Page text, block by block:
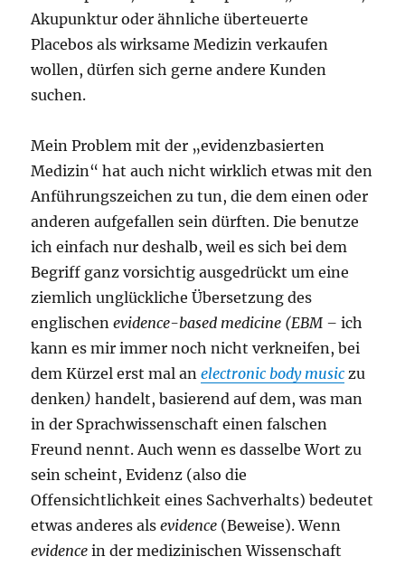
Akupunktur oder ähnliche überteuerte
Placebos als wirksame Medizin verkaufen
wollen, dürfen sich gerne andere Kunden
suchen.
Mein Problem mit der „evidenzbasierten
Medizin“ hat auch nicht wirklich etwas mit den
Anführungszeichen zu tun, die dem einen oder
anderen aufgefallen sein dürften. Die benutze
ich einfach nur deshalb, weil es sich bei dem
Begriff ganz vorsichtig ausgedrückt um eine
ziemlich unglückliche Übersetzung des
englischenevidence-based medicine (EBM –ich
kann es mir immer noch nicht verkneifen, bei
dem Kürzel erst mal anelectronic body music zu
denken) handelt, basierend auf dem, was man
in der Sprachwissenschaft einen falschen
Freund nennt. Auch wenn es dasselbe Wort zu
sein scheint, Evidenz (also die
Offensichtlichkeit eines Sachverhalts) bedeutet
etwas anderes alsevidence (Beweise). Wenn
evidence in der medizinischen Wissenschaft